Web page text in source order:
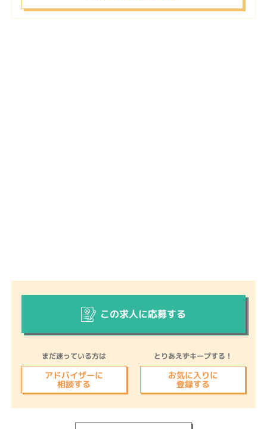
この求人に応募する
まだ迷っている方は
アドバイザーに
相談する
とりあえずキープする！
お気に入りに
登録する